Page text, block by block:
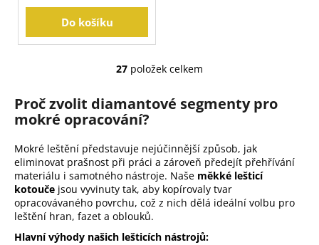
Do košíku
O
l
a
c
í
p
v
27 položek celkem
Proč zvolit diamantové segmenty pro
mokré opracování?
Mokré leštění představuje nejúčinnější způsob, jak
eliminovat prašnost při práci a zároveň předejít přehřívání
materiálu i samotného nástroje. Naše měkké lešticí
kotouče jsou vyvinuty tak, aby kopírovaly tvar
opracovávaného povrchu, což z nich dělá ideální volbu pro
leštění hran, fazet a oblouků.
Hlavní výhody našich lešticích nástrojů: